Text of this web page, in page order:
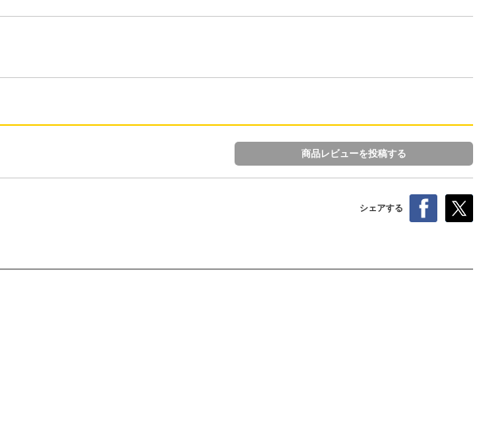
商品レビューを投稿する
シェアする